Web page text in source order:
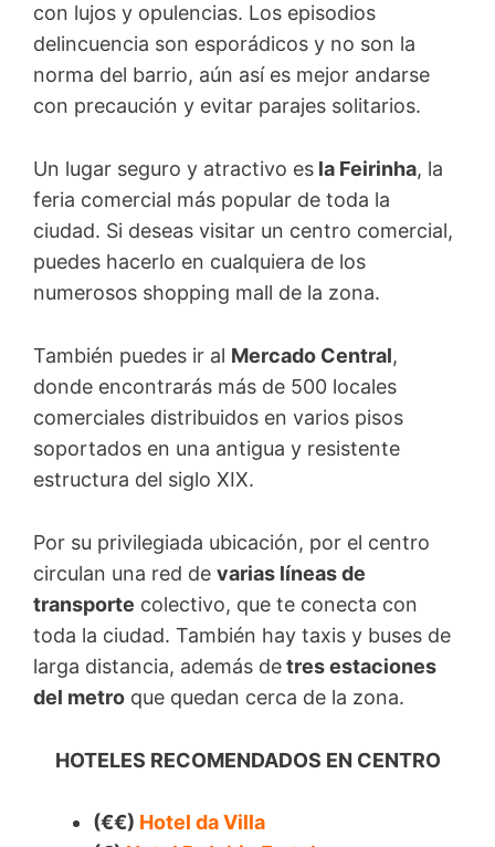
con lujos y opulencias. Los episodios
delincuencia son esporádicos y no son la
norma del barrio, aún así es mejor andarse
con precaución y evitar parajes solitarios.
Un lugar seguro y atractivo es la Feirinha, la
feria comercial más popular de toda la
ciudad. Si deseas visitar un centro comercial,
puedes hacerlo en cualquiera de los
numerosos shopping mall de la zona.
También puedes ir al Mercado Central,
donde encontrarás más de 500 locales
comerciales distribuidos en varios pisos
soportados en una antigua y resistente
estructura del siglo XIX.
Por su privilegiada ubicación, por el centro
circulan una red de varias líneas de
transporte colectivo, que te conecta con
toda la ciudad. También hay taxis y buses de
larga distancia, además detres estaciones
del metro que quedan cerca de la zona.
HOTELES RECOMENDADOS EN CENTRO
(€€) Hotel da Villa